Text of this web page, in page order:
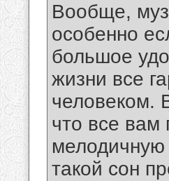
Вообще,
особенно
большое
жизни все
человеком.
что все вам
такой сон